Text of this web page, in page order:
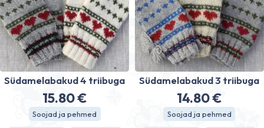
Südamelabakud 4 triibuga
15.80€
Soojad ja pehmed
Südamelabakud 3 triibuga
14.80€
Soojad ja pehmed